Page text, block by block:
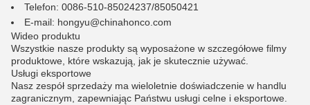
Telefon: 0086-510-85024237/85050421
E-mail: hongyu@chinahonco.com
Wideo produktu
Wszystkie nasze produkty są wyposażone w szczegółowe filmy
produktowe, które wskazują, jak je skutecznie używać.
Usługi eksportowe
Nasz zespół sprzedaży ma wieloletnie doświadczenie w handlu
zagranicznym, zapewniając Państwu usługi celne i eksportowe.